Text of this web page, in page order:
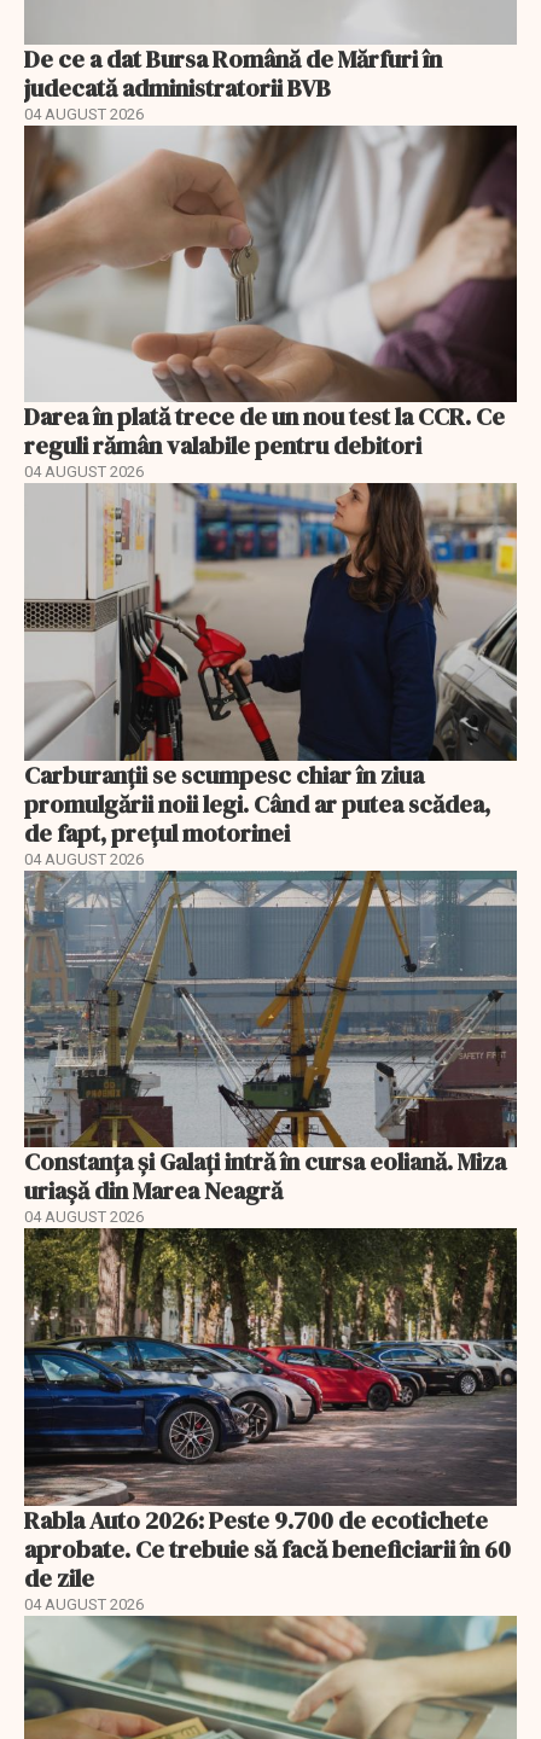
De ce a dat Bursa Română de Mărfuri în
judecată administratorii BVB
04 AUGUST 2026
Darea în plată trece de un nou test la CCR. Ce
reguli rămân valabile pentru debitori
04 AUGUST 2026
Carburanții se scumpesc chiar în ziua
promulgării noii legi. Când ar putea scădea,
de fapt, prețul motorinei
04 AUGUST 2026
Constanța și Galați intră în cursa eoliană. Miza
uriașă din Marea Neagră
04 AUGUST 2026
Rabla Auto 2026: Peste 9.700 de ecotichete
aprobate. Ce trebuie să facă beneficiarii în 60
de zile
04 AUGUST 2026